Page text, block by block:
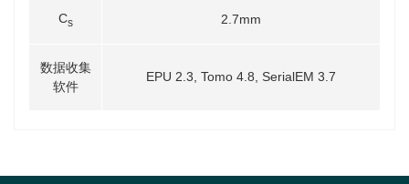
Cs 2.7mm
数据收集
软件
EPU 2.3, Tomo 4.8, SerialEM 3.7